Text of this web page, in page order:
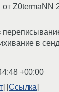
от Z0termaNN
в
+00:00
Ссылка